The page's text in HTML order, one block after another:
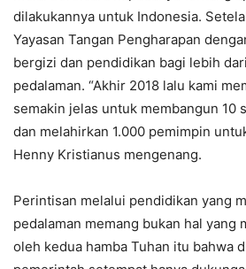
dilakukannya untuk Indonesia.
Yayasan Tangan Pengharapan
bergizi dan pendidikan bagi lebih
pedalaman. “Akhir 2018 lalu kami
semakin jelas untuk membangun 10
dan melahirkan 1.000 pemimpin
Henny Kristianus mengenang.
Perintisan melalui pendidikan yang
pedalaman memang bukan hal yang
oleh kedua hamba Tuhan itu bahwa